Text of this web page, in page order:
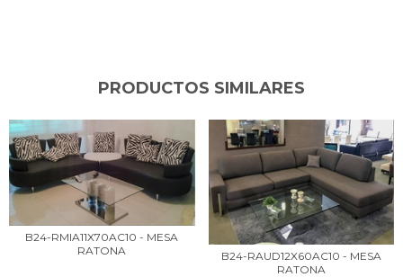
PRODUCTOS SIMILARES
B24-RMIA11X70AC10 - MESA
RATONA
B24-RAUD12X60AC10 - MESA
RATONA